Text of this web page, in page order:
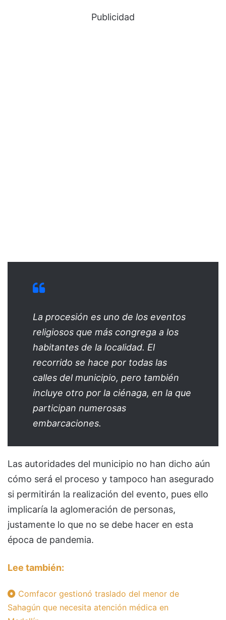
Publicidad
La procesión es uno de los eventos
religiosos que más congrega a los
habitantes de la localidad. El
recorrido se hace por todas las
calles del municipio, pero también
incluye otro por la ciénaga, en la que
participan numerosas
embarcaciones.
Las autoridades del municipio no han dicho aún
cómo será el proceso y tampoco han asegurado
si permitirán la realización del evento, pues ello
implicaría la aglomeración de personas,
justamente lo que no se debe hacer en esta
época de pandemia.
Lee también:
Comfacor gestionó traslado del menor de
Sahagún que necesita atención médica en